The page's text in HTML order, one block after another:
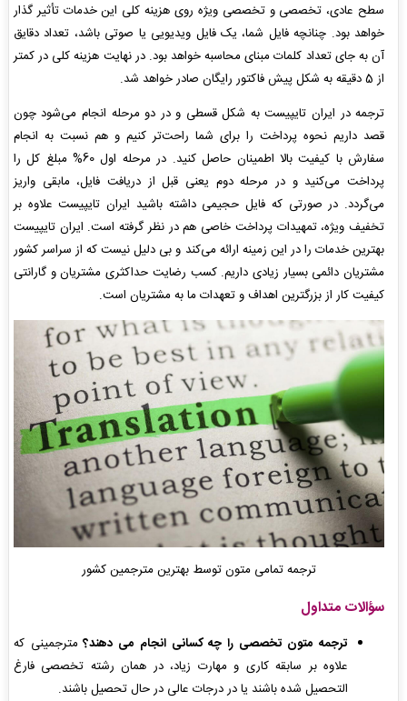
سطح عادی، تخصصی و تخصصی ویژه روی هزینه کلی این خدمات تأثیر گذار
خواهد بود. چنانچه فایل شما، یک فایل ویدیویی یا صوتی باشد، تعداد دقایق
آن به جای تعداد کلمات مبنای محاسبه خواهد بود. در نهایت هزینه کلی در کمتر
از 5 دقیقه به شکل پیش فاکتور رایگان صادر خواهد شد.
ترجمه در ایران تایپیست به شکل قسطی و در دو مرحله انجام می‌شود چون
قصد داریم نحوه پرداخت را برای شما راحت‌تر کنیم و هم نسبت به انجام
سفارش با کیفیت بالا اطمینان حاصل کنید. در مرحله اول 60% مبلغ کل را
پرداخت می‌کنید و در مرحله دوم یعنی قبل از دریافت فایل، مابقی واریز
می‌گردد. در صورتی که فایل حجیمی داشته باشید ایران تایپیست علاوه بر
تخفیف ویژه، تمهیدات پرداخت خاصی هم در نظر گرفته است. ایران تایپیست
بهترین خدمات را در این زمینه ارائه می‌کند و بی دلیل نیست که از سراسر کشور
مشتریان دائمی بسیار زیادی داریم. کسب رضایت حداکثری مشتریان و گارانتی
کیفیت کار از بزرگترین اهداف و تعهدات ما به مشتریان است.
ترجمه تمامی متون توسط بهترین مترجمین کشور
سؤالات متداول
ترجمه متون تخصصی را چه کسانی انجام می دهند؟ مترجمینی که
علاوه بر سابقه کاری و مهارت زیاد، در همان رشته تخصصی فارغ
التحصیل شده باشند یا در درجات عالی در حال تحصیل باشند.